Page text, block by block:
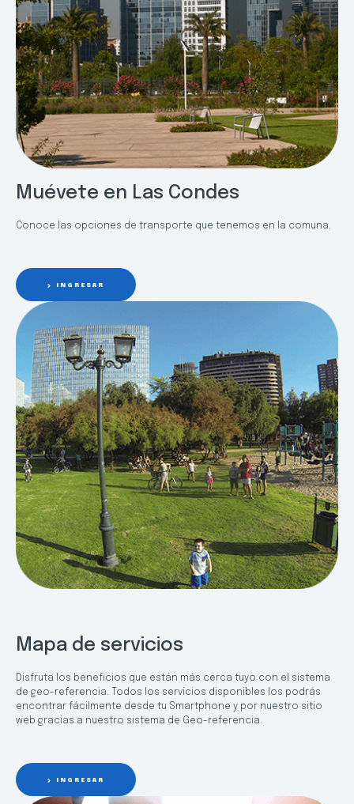
Muévete en Las Condes
Conoce las opciones de transporte que tenemos en la comuna.
INGRESAR
Mapa de servicios
Disfruta los beneficios que están más cerca tuyo con el sistema
de geo-referencia. Todos los servicios disponibles los podrás
encontrar fácilmente desde tu Smartphone y por nuestro sitio
web gracias a nuestro sistema de Geo-referencia.
INGRESAR